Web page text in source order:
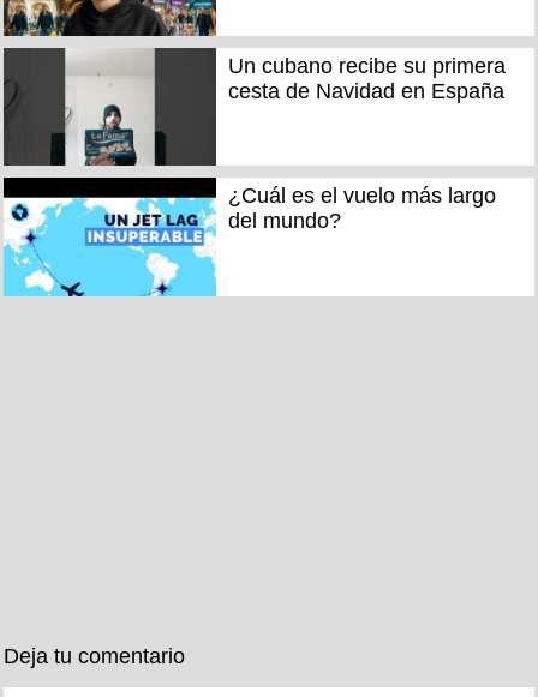
Un cubano recibe su primera
cesta de Navidad en España
¿Cuál es el vuelo más largo
del mundo?
Deja tu comentario